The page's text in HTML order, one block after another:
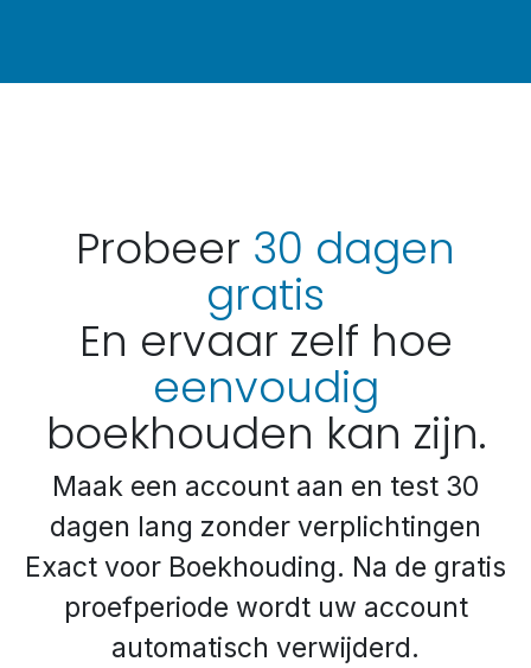
Probeer 30 dagen
gratis
En ervaar zelf hoe
eenvoudig
boekhouden kan zijn.
Maak een account aan en test 30
dagen lang zonder verplichtingen
Exact voor Boekhouding. Na de gratis
proefperiode wordt uw account
automatisch verwijderd.